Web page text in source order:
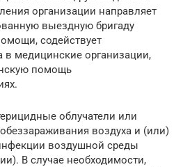
организации направляет
выездную бригаду
содействует
в медицинские организации,
помощь
облучатели или
воздуха и (или)
воздушной среды
В случае необходимости,